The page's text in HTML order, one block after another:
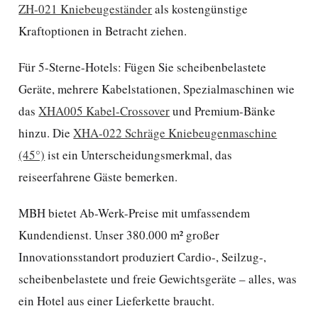
ZH-021 Kniebeugeständerals kostengünstige
Kraftoptionen in Betracht ziehen.
Für 5-Sterne-Hotels: Fügen Sie scheibenbelastete
Geräte, mehrere Kabelstationen, Spezialmaschinen wie
dasXHA005 Kabel-Crossoverund Premium-Bänke
hinzu. DieXHA-022 Schräge Kniebeugenmaschine
(45°) ist ein Unterscheidungsmerkmal, das
reiseerfahrene Gäste bemerken.
MBH bietet Ab-Werk-Preise mit umfassendem
Kundendienst. Unser 380.000 m² großer
Innovationsstandort produziert Cardio-, Seilzug-,
scheibenbelastete und freie Gewichtsgeräte – alles, was
ein Hotel aus einer Lieferkette braucht.